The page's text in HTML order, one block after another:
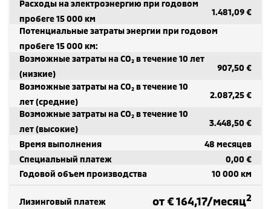
Расходы на электроэнергию при годовом
пробеге 15 000 км
1.481,09 €
Потенциальные затраты энергии при годовом
пробеге 15 000 км:
Возможные затраты на CO₂ в течение 10 лет
(низкие)
907,50 €
Возможные затраты на CO₂ в течение 10
лет (средние)
2.087,25 €
Возможные затраты на CO₂ в течение 10
лет (высокие)
3.448,50 €
Время выполнения
48 месяцев
Специальный платеж
0,00 €
Годовой объем производства
10 000 км
Лизинговый платеж от € 164,17/месяц2